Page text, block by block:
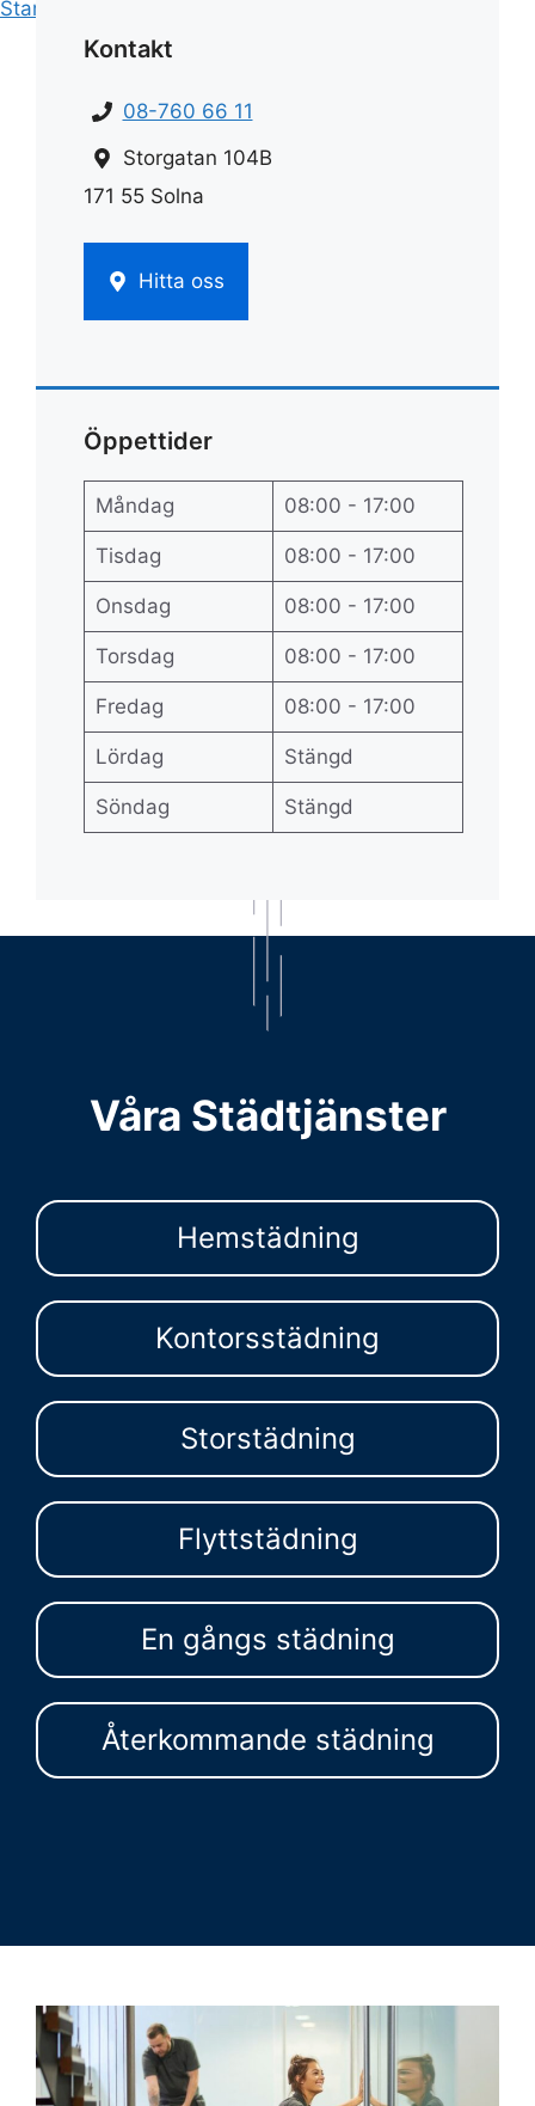
Start
Kontakt
08-760 66 11
Storgatan 104B
171 55 Solna
Hitta oss
Öppettider
Måndag 08:00 - 17:00
Tisdag 08:00 - 17:00
Onsdag 08:00 - 17:00
Torsdag 08:00 - 17:00
Fredag 08:00 - 17:00
Lördag Stängd
Söndag Stängd
Våra Städtjänster
Hemstädning
Kontorsstädning
Storstädning
Flyttstädning
En gångs städning
Återkommande städning